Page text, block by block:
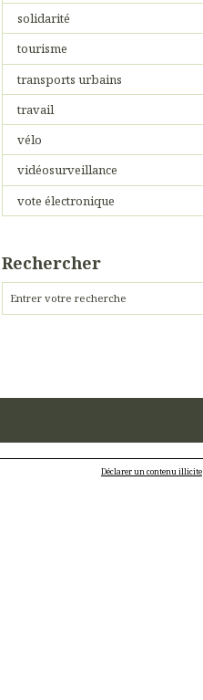
solidarité
tourisme
transports urbains
travail
vélo
vidéosurveillance
vote électronique
Rechercher
Déclarer un contenu illicite